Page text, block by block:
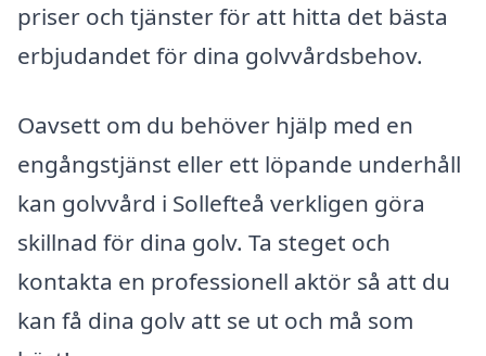
priser och tjänster för att hitta det bästa
erbjudandet för dina golvvårdsbehov.
Oavsett om du behöver hjälp med en
engångstjänst eller ett löpande underhåll
kan golvvård i Sollefteå verkligen göra
skillnad för dina golv. Ta steget och
kontakta en professionell aktör så att du
kan få dina golv att se ut och må som